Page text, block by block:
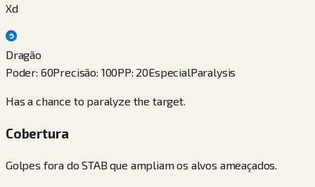
Xd
Dragão
Poder: 60Precisão: 100PP: 20EspecialParalysis
Has a chance to paralyze the target.
Cobertura
Golpes fora do STAB que ampliam os alvos ameaçados.